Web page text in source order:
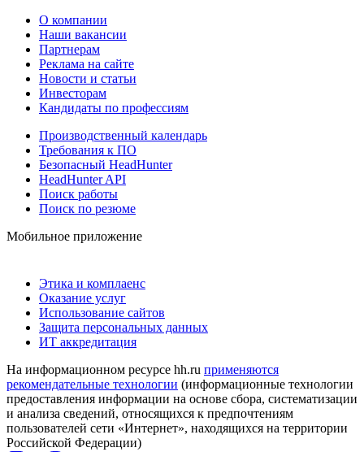
О компании
Наши вакансии
Партнерам
Реклама на сайте
Новости и статьи
Инвесторам
Кандидаты по профессиям
Производственный календарь
Требования к ПО
Безопасный HeadHunter
HeadHunter API
Поиск работы
Поиск по резюме
Мобильное приложение
Этика и комплаенс
Оказание услуг
Использование сайтов
Защита персональных данных
ИТ аккредитация
На информационном ресурсе hh.ru применяются
рекомендательные технологии (информационные технологии
предоставления информации на основе сбора, систематизации
и анализа сведений, относящихся к предпочтениям
пользователей сети «Интернет», находящихся на территории
Российской Федерации)